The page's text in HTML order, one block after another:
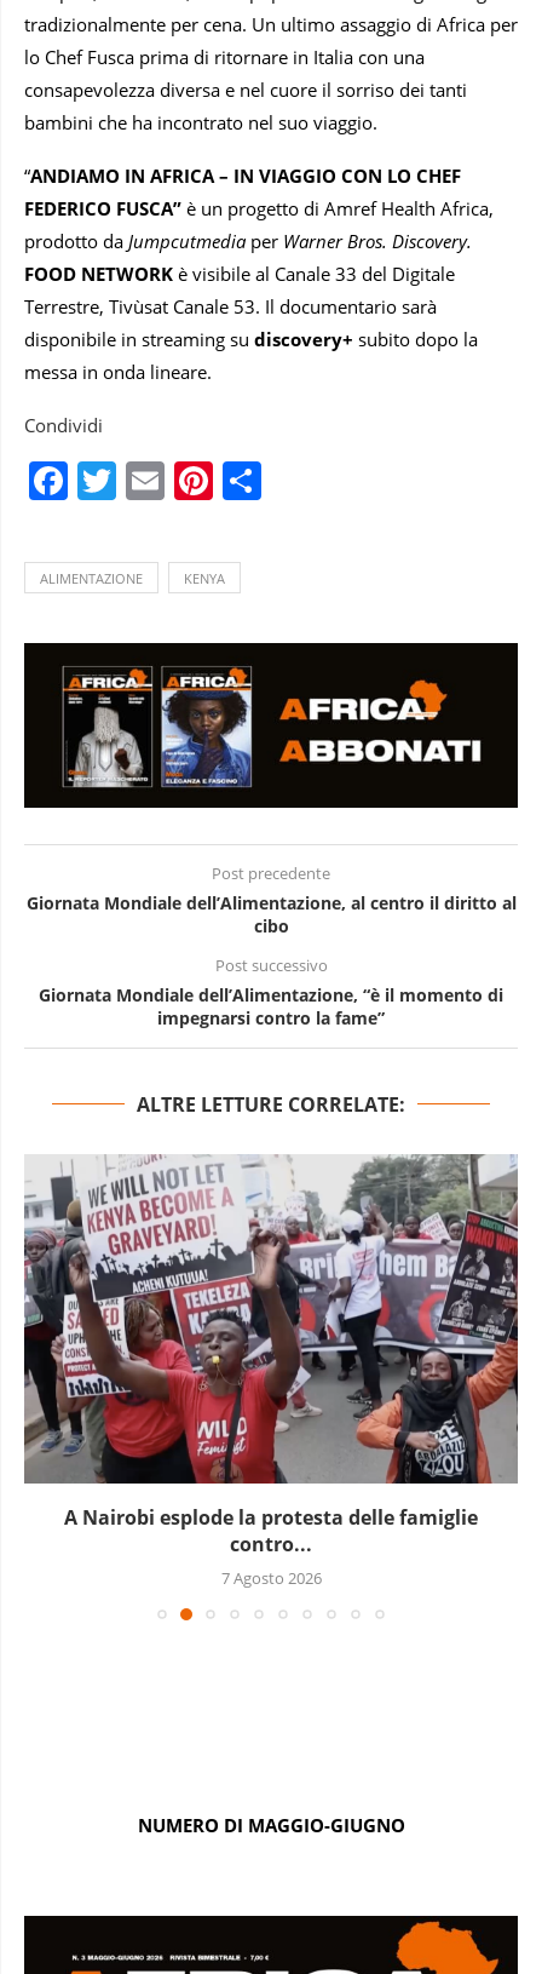
tradizionalmente per cena. Un ultimo assaggio di Africa per
lo Chef Fusca prima di ritornare in Italia con una
consapevolezza diversa e nel cuore il sorriso dei tanti
bambini che ha incontrato nel suo viaggio.
“ANDIAMO IN AFRICA – IN VIAGGIO CON LO CHEF
FEDERICO FUSCA” è un progetto di Amref Health Africa,
prodotto da Jumpcutmediaper Warner Bros. Discovery.
FOOD NETWORK è visibile al Canale 33 del Digitale
Terrestre, Tivùsat Canale 53. Il documentario sarà
disponibile in streaming su discovery+ subito dopo la
messa in onda lineare.
Condividi
Facebook
Twitter
EmailPinterest
ALIMENTAZIONE KENYA
Post precedente
Giornata Mondiale dell’Alimentazione, al centro il diritto al
cibo
Post successivo
Giornata Mondiale dell’Alimentazione, “è il momento di
impegnarsi contro la fame”
ALTRE LETTURE CORRELATE:
A Nairobi esplode la protesta delle famiglie
contro...
7 Agosto 2026
NUMERO DI MAGGIO-GIUGNO